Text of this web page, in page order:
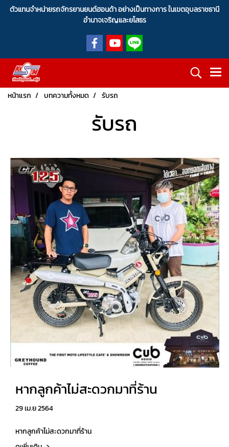
ตัวแทนจำหน่ายรถจักรยานยนต์ฮอนด้า อย่างเป็นทางการ ในเขตอุบลราชธานี
อำนาจเจริญและยโสธร
หน้าแรก บทความทั้งหมด รับรถ
รับรถ
หากลูกค้าไม่สะดวกมาที่ร้าน
29 เม.ย 2564
หากลูกค้าไม่สะดวกมาที่ร้าน